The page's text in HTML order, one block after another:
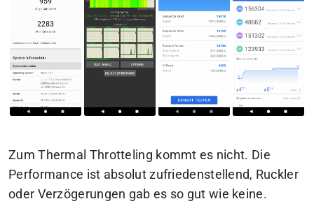
Zum Thermal Throtteling kommt es nicht. Die
Performance ist absolut zufriedenstellend, Ruckler
oder Verzögerungen gab es so gut wie keine.